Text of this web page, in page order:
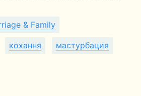
& Family
кохання мастурбация